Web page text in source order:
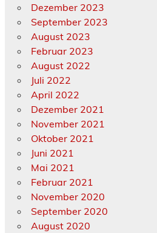
Dezember 2023
September 2023
August 2023
Februar 2023
August 2022
Juli 2022
April 2022
Dezember 2021
November 2021
Oktober 2021
Juni 2021
Mai 2021
Februar 2021
November 2020
September 2020
August 2020